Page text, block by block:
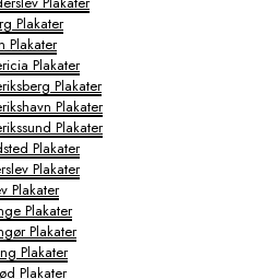
Plakater
Plakater
Plakater
Plakater
Plakater
Plakater
Plakater
Plakater
Plakater
Plakater
Plakater
Plakater
Plakater